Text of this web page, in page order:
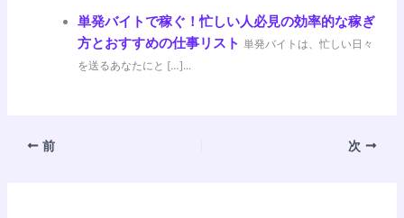
単発バイトで稼ぐ！忙しい人必見の効率的な稼ぎ
方とおすすめの仕事リスト 単発バイトは、忙しい日々
を送るあなたにと […]...
前 次